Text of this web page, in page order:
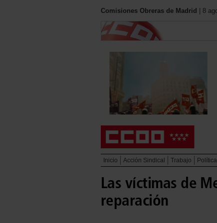
Comisiones Obreras de Madrid | 8
Inicio Acción Sindical Trabajo
Las víctimas de
reparación